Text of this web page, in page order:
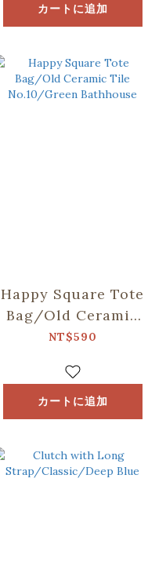
カートに追加
Happy Square Tote
Bag/Old Ceramic
Tile No.10/Green
NT$590
カートに追加